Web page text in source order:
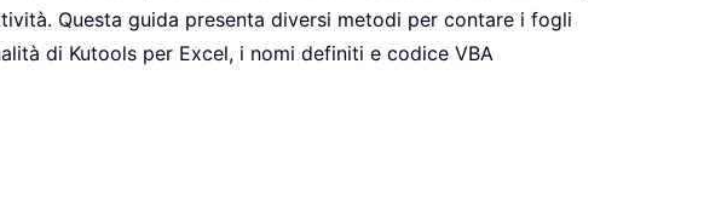
Questa guida presenta diversi metodi per contare i fogli
di Kutools per Excel, i nomi definiti e codice VBA